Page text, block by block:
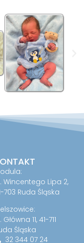
Wincentego Lipa 2,
703 Ruda Śląska
Główna 11, 41-711
Śląska
32 344 07 24